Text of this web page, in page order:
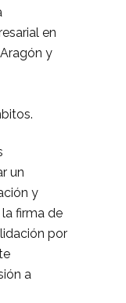
en
y
un
y
firma de
por
a